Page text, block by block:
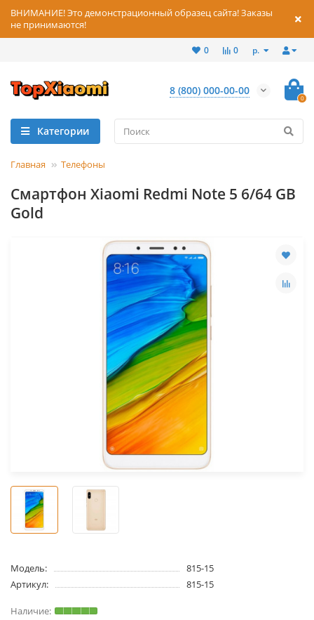
ВНИМАНИЕ! Это демонстрационный образец сайта! Заказы
не принимаются!
р.
0
0
8 (800) 000-00-00
0
Категории
Главная Телефоны
Смартфон Xiaomi Redmi Note 5 6/64 GB
Gold
Модель:
815-15
Артикул:
815-15